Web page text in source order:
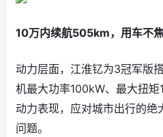
10万内续航505km，用车不
动力层面，江淮钇为3冠军版
机最大功率100kW、最大扭矩
动力表现，应对城市出行的绝
问题。